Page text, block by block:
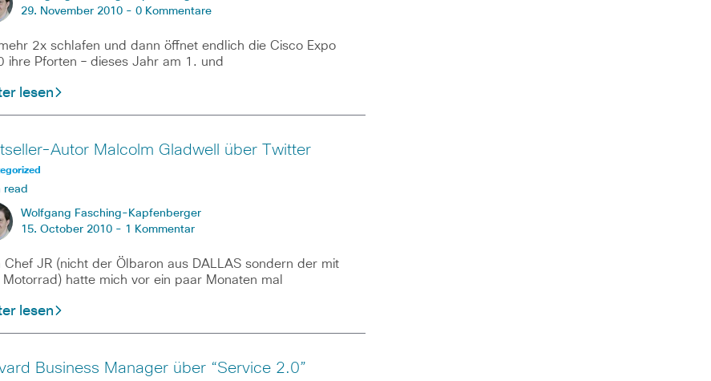
29. November 2010 - 0 Kommentare
2x schlafen und dann öffnet endlich die Cisco Expo
ihre Pforten – dieses Jahr am 1. und
lesen
Autor Malcolm Gladwell über Twitter
read
Wolfgang Fasching-Kapfenberger
15. October 2010 - 1 Kommentar
Chef JR (nicht der Ölbaron aus DALLAS sondern der mit
hatte mich vor ein paar Monaten mal
lesen
Business Manager über “Service 2.0”